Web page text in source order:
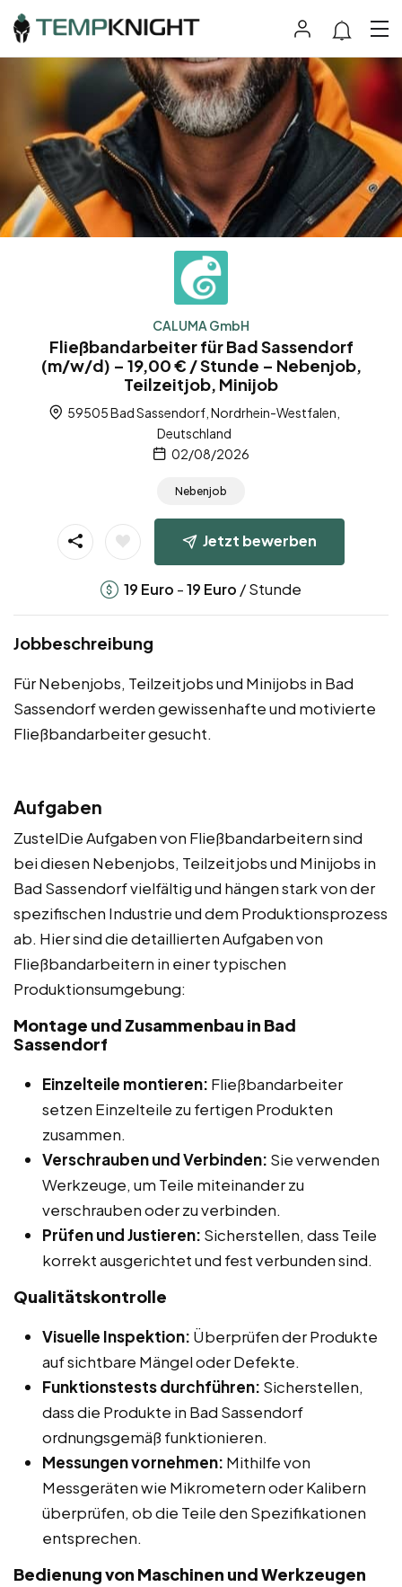
CALUMA GmbH
Fließbandarbeiter für Bad Sassendorf
(m/w/d) – 19,00 € / Stunde – Nebenjob,
Teilzeitjob, Minijob
59505 Bad Sassendorf, Nordrhein-Westfalen,
Deutschland
02/08/2026
Nebenjob
Jetzt bewerben
19 Euro -19 Euro / Stunde
Jobbeschreibung
Für Nebenjobs, Teilzeitjobs und Minijobs in Bad
Sassendorf werden gewissenhafte und motivierte
Fließbandarbeiter gesucht.
Aufgaben
ZustelDie Aufgaben von Fließbandarbeitern sind
bei diesen Nebenjobs, Teilzeitjobs und Minijobs in
Bad Sassendorf vielfältig und hängen stark von der
spezifischen Industrie und dem Produktionsprozess
ab. Hier sind die detaillierten Aufgaben von
Fließbandarbeitern in einer typischen
Produktionsumgebung:
Montage und Zusammenbau in Bad
Sassendorf
Einzelteile montieren: Fließbandarbeiter
setzen Einzelteile zu fertigen Produkten
zusammen.
Verschrauben und Verbinden: Sie verwenden
Werkzeuge, um Teile miteinander zu
verschrauben oder zu verbinden.
Prüfen und Justieren: Sicherstellen, dass Teile
korrekt ausgerichtet und fest verbunden sind.
Qualitätskontrolle
Visuelle Inspektion: Überprüfen der Produkte
auf sichtbare Mängel oder Defekte.
Funktionstests durchführen: Sicherstellen,
dass die Produkte in Bad Sassendorf
ordnungsgemäß funktionieren.
Messungen vornehmen: Mithilfe von
Messgeräten wie Mikrometern oder Kalibern
überprüfen, ob die Teile den Spezifikationen
entsprechen.
Bedienung von Maschinen und Werkzeugen